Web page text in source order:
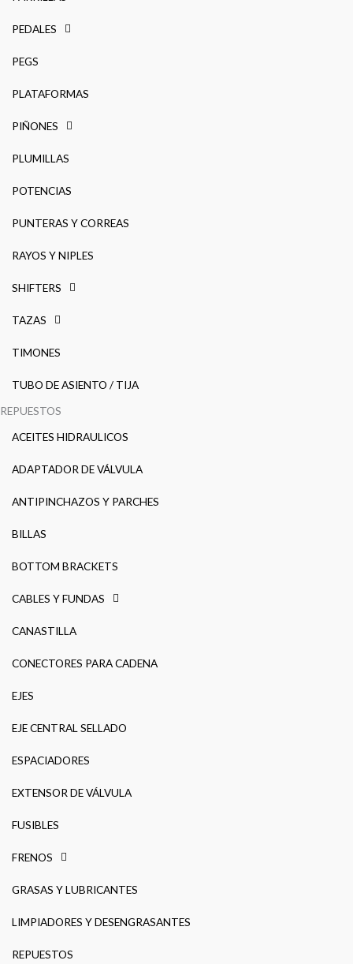
PEDALES
PEGS
PLATAFORMAS
PIÑONES
PLUMILLAS
POTENCIAS
PUNTERAS Y CORREAS
RAYOS Y NIPLES
SHIFTERS
TAZAS
TIMONES
TUBO DE ASIENTO / TIJA
REPUESTOS
ACEITES HIDRAULICOS
ADAPTADOR DE VÁLVULA
ANTIPINCHAZOS Y PARCHES
BILLAS
BOTTOM BRACKETS
CABLES Y FUNDAS
CANASTILLA
CONECTORES PARA CADENA
EJES
EJE CENTRAL SELLADO
ESPACIADORES
EXTENSOR DE VÁLVULA
FUSIBLES
FRENOS
GRASAS Y LUBRICANTES
LIMPIADORES Y DESENGRASANTES
REPUESTOS